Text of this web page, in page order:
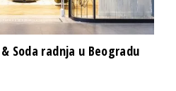
Soda radnja u Beogradu